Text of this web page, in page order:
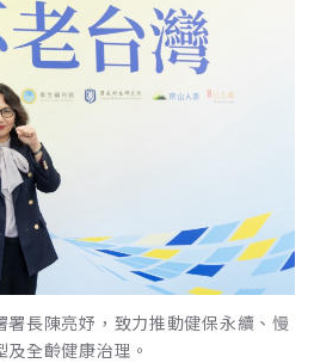
長陳亮妤，致力推動健保永續、慢
全齡健康治理。